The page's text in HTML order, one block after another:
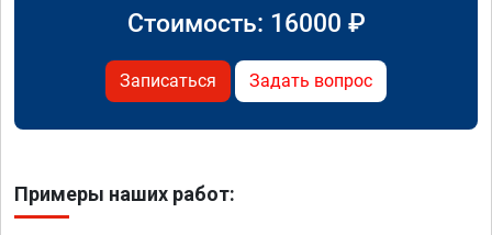
Стоимость: 16000 ₽
Записаться Задать вопрос
Примеры наших работ: